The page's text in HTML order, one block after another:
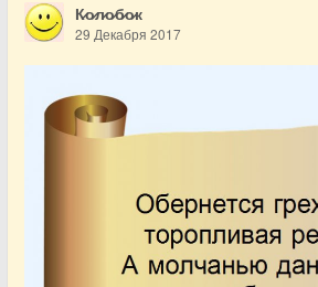
К̷о̷л̷о̷б̷о̷к
29 Декабря 2017